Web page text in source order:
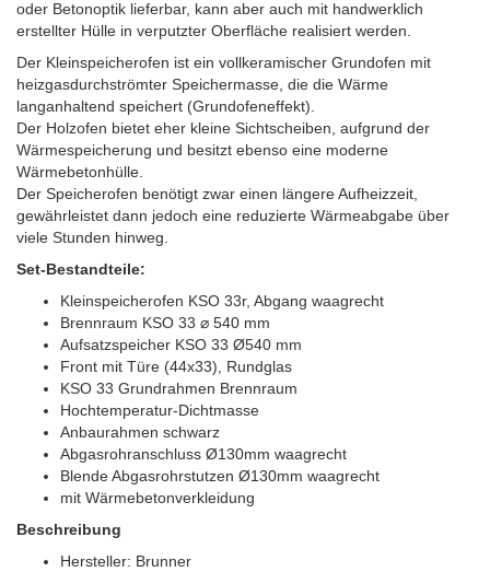
oder Betonoptik lieferbar, kann aber auch mit handwerklich
erstellter Hülle in verputzter Oberfläche realisiert werden.
Der Kleinspeicherofen ist ein vollkeramischer Grundofen mit
heizgasdurchströmter Speichermasse, die die Wärme
langanhaltend speichert (Grundofeneffekt).
Der Holzofen bietet eher kleine Sichtscheiben, aufgrund der
Wärmespeicherung und besitzt ebenso eine moderne
Wärmebetonhülle.
Der Speicherofen benötigt zwar einen längere Aufheizzeit,
gewährleistet dann jedoch eine reduzierte Wärmeabgabe über
viele Stunden hinweg.
Set-Bestandteile:
Kleinspeicherofen KSO 33r, Abgang waagrecht
Brennraum KSO 33 ⌀ 540 mm
Aufsatzspeicher KSO 33 Ø540 mm
Front mit Türe (44x33), Rundglas
KSO 33 Grundrahmen Brennraum
Hochtemperatur-Dichtmasse
Anbaurahmen schwarz
Abgasrohranschluss Ø130mm waagrecht
Blende Abgasrohrstutzen Ø130mm waagrecht
mit Wärmebetonverkleidung
Beschreibung
Hersteller: Brunner